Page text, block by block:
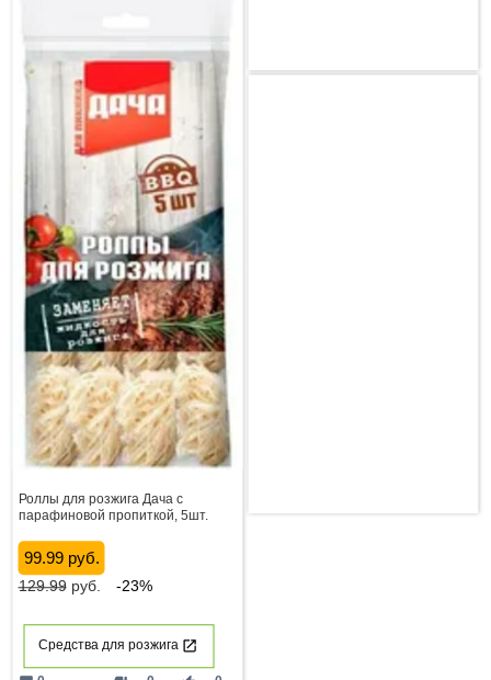
Роллы для розжига Дача с
парафиновой пропиткой, 5шт.
99.99 руб.
129.99руб. -23%
Средства для розжига